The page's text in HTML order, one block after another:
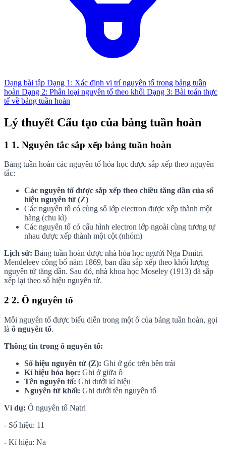
Dạng bài tập Dạng 1: Xác định vị trí nguyên tố trong bảng tuần
hoàn Dạng 2: Phân loại nguyên tố theo khối Dạng 3: Bài toán thực
tế về bảng tuần hoàn
Lý thuyết Cấu tạo của bảng tuần hoàn
1 1. Nguyên tắc sắp xếp bảng tuần hoàn
Bảng tuần hoàn các nguyên tố hóa học được sắp xếp theo nguyên
tắc:
Các nguyên tố được sắp xếp theo chiều tăng dần của số
hiệu nguyên tử (Z)
Các nguyên tố có cùng số lớp electron được xếp thành một
hàng (chu kì)
Các nguyên tố có cấu hình electron lớp ngoài cùng tương tự
nhau được xếp thành một cột (nhóm)
Lịch sử: Bảng tuần hoàn được nhà hóa học người Nga Dmitri
Mendeleev công bố năm 1869, ban đầu sắp xếp theo khối lượng
nguyên tử tăng dần. Sau đó, nhà khoa học Moseley (1913) đã sắp
xếp lại theo số hiệu nguyên tử.
2 2. Ô nguyên tố
Mỗi nguyên tố được biểu diễn trong một ô của bảng tuần hoàn, gọi
là ô nguyên tố.
Thông tin trong ô nguyên tố:
Số hiệu nguyên tử (Z): Ghi ở góc trên bên trái
Kí hiệu hóa học: Ghi ở giữa ô
Tên nguyên tố: Ghi dưới kí hiệu
Nguyên tử khối: Ghi dưới tên nguyên tố
Ví dụ: Ô nguyên tố Natri
- Số hiệu: 11
- Kí hiệu: Na